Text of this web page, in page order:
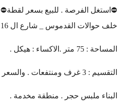
⛔استغل الفرصة . للبيع بسعر لقطة⛔
خلف حوالات القدموس _ شارع ال 16 مباشرتا
المساحة : 75 متر .الاكساء : هيكل .
التقسيم : 3 غرف ومنتفعات . والسعر جدا مميز .
البناء ملبس حجر . منطقة مخدمة .